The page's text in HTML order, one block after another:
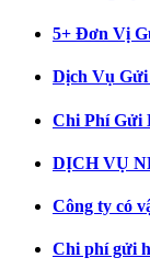
5+ Đơn Vị
Dịch Vụ
Chi Phí Gửi
DỊCH VỤ
Công ty có
Chi phí gửi